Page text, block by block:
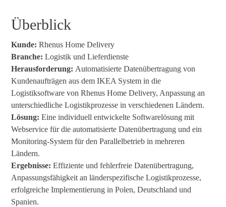
Überblick
Kunde: Rhenus Home Delivery
Branche: Logistik und Lieferdienste
Herausforderung: Automatisierte Datenübertragung von
Kundenaufträgen aus dem IKEA System in die
Logistiksoftware von Rhenus Home Delivery, Anpassung an
unterschiedliche Logistikprozesse in verschiedenen Ländern.
Lösung: Eine individuell entwickelte Softwarelösung mit
Webservice für die automatisierte Datenübertragung und ein
Monitoring-System für den Parallelbetrieb in mehreren
Ländern.
Ergebnisse: Effiziente und fehlerfreie Datenübertragung,
Anpassungsfähigkeit an länderspezifische Logistikprozesse,
erfolgreiche Implementierung in Polen, Deutschland und
Spanien.